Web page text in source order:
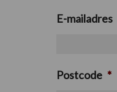
E-mailadres
Postcode *